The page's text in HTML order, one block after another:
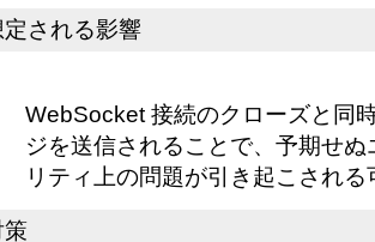
定される影響
WebSocket 接続のクローズと同
ジを送信されることで、予期せ
リティ上の問題が引き起こされ
策